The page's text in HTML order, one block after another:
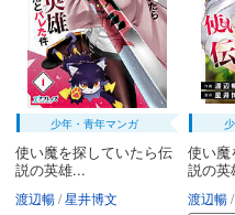
少年・青年マンガ
使い魔を探していたら伝
説の英雄...
渡辺暢 星井博文
使い
説の英
渡辺暢